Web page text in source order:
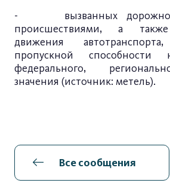
- вызванных дорожно-
происшествиями, а также
движения
пропускной способности
федерального,
значения (источник: метель).
Все сообщения